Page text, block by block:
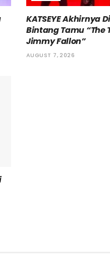
KATSEYE Akhirnya
Bintang Tamu “The
Jimmy Fallon”
AUGUST 7, 2026